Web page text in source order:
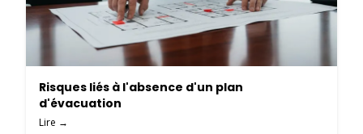
Risques liés à l'absence d'un plan
d'évacuation
Lire →